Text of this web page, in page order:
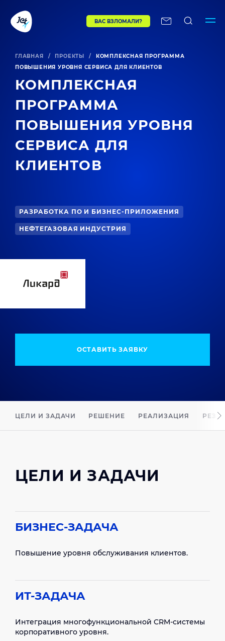
ВАС ВЗЛОМАЛИ?
ГЛАВНАЯ / ПРОЕКТЫ /
КОМПЛЕКСНАЯ ПРОГРАММА
ПОВЫШЕНИЯ УРОВНЯ СЕРВИСА ДЛЯ КЛИЕНТОВ
КОМПЛЕКСНАЯ
ПРОГРАММА
ПОВЫШЕНИЯ УРОВНЯ
СЕРВИСА ДЛЯ
КЛИЕНТОВ
РАЗРАБОТКА ПО И БИЗНЕС-ПРИЛОЖЕНИЯ
НЕФТЕГАЗОВАЯ ИНДУСТРИЯ
ОСТАВИТЬ ЗАЯВКУ
ЦЕЛИ И ЗАДАЧИ РЕШЕНИЕ РЕАЛИЗАЦИЯ
ЦЕЛИ И ЗАДАЧИ
БИЗНЕС-ЗАДАЧА
Повышение уровня обслуживания клиентов.
ИТ-ЗАДАЧА
Интеграция многофункциональной CRM-системы
корпоративного уровня.